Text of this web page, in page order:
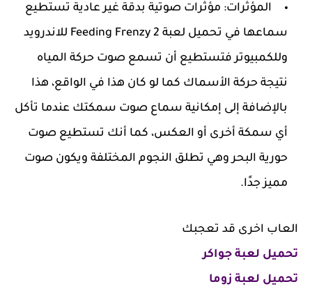
المؤثرات: مؤثرات صوتية بدقة غير عادية تستطيع
سماعها في تحميل لعبة Feeding Frenzy 2 للاندرويد
وللكمبيوتر فتستطيع أن تسمع صوت حركة المياه
نتيجة حركة الأسماك كما لو كان هذا في الواقع، هذا
بالإضافة إلى إمكانية سماع صوت سمكتك عندما تأكل
أي سمكة أخرى أو العكس، كما أنك تستطيع صوت
حورية البحر وهي تطلق النجوم المختلفة ويكون صوت
مميز جدًا.
العاب اخرى قد تعجبك
تحميل لعبة جواكر
تحميل لعبة زوما